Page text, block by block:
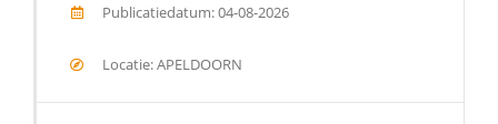
Publicatiedatum: 04-08-2026
Locatie: APELDOORN